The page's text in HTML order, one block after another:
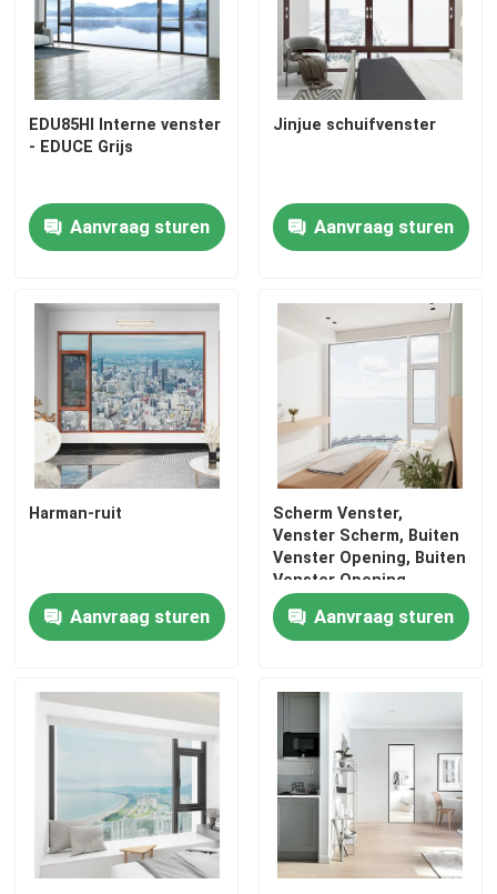
EDU85HI Interne venster
- EDUCE Grijs
Aanvraag sturen
Jinjue schuifvenster
Aanvraag sturen
Harman-ruit
Aanvraag sturen
Scherm Venster,
Venster Scherm, Buiten
Venster Opening, Buiten
Venster Opening
Aanvraag sturen